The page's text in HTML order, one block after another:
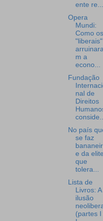
ente re...
Opera
Mundi:
Como os
"liberais"
arruinara
m a
econo...
Fundação
nal de
Direitos
No país
se faz
e da elite
que
tolera...
Lista de
Livros: A
ilusão
(partes I